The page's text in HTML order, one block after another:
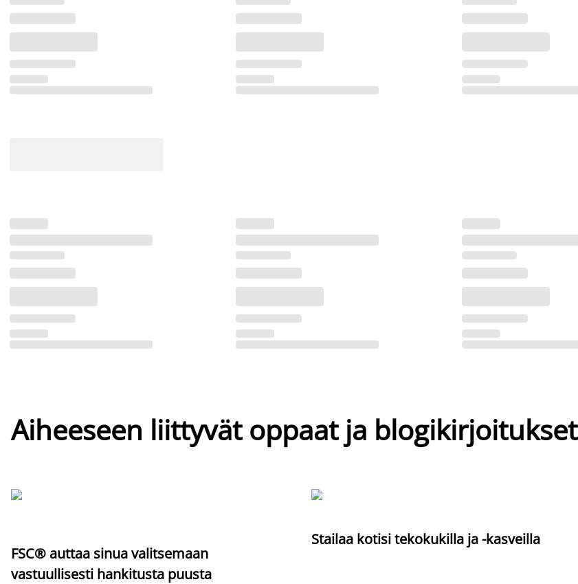
Aiheeseen liittyvät oppaat ja blogikirjoitukset
FSC® auttaa sinua valitsemaan
vastuullisesti hankitusta puusta
Stailaa kotisi tekokukilla ja -kasveilla